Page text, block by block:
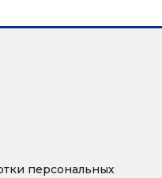
персональных